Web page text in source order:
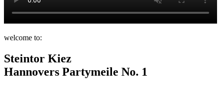
welcome to:
Steintor Kiez
Hannovers Partymeile No. 1